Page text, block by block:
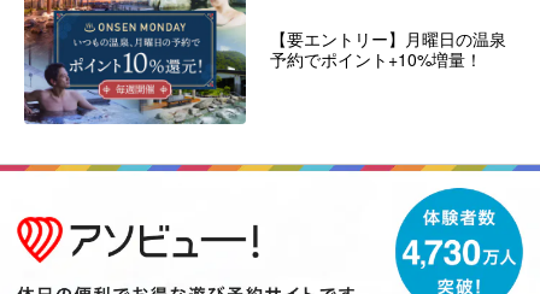
【要エントリー】月曜日の温泉
予約でポイント+10%増量！